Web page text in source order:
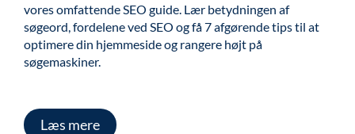
vores omfattende SEO guide. Lær betydningen af
søgeord, fordelene ved SEO og få 7 afgørende tips til at
optimere din hjemmeside og rangere højt på
søgemaskiner.
Læs mere